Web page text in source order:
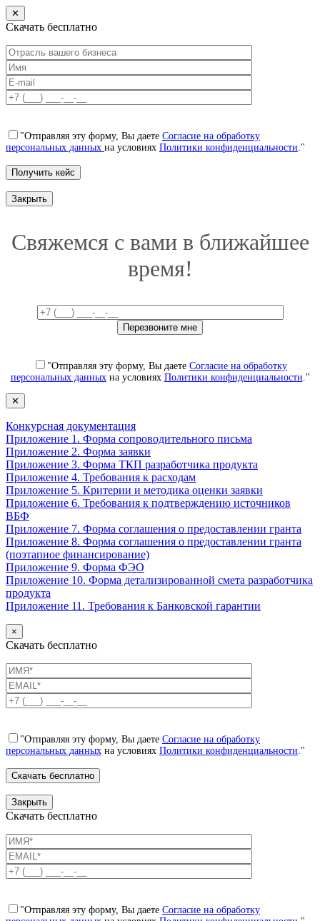
✕
Скачать бесплатно
"Отправляя эту форму, Вы даете Согласие на обработку
персональных данных на условиях Политики конфиденциальности."
Закрыть
Свяжемся с вами в ближайшее
время!
"Отправляя эту форму, Вы даете Согласие на обработку
персональных данныхна условиях Политики конфиденциальности."
✕
Конкурсная документация
Приложение 1. Форма сопроводительного письма
Приложение 2. Форма заявки
Приложение 3. Форма ТКП разработчика продукта
Приложение 4. Требования к расходам
Приложение 5. Критерии и методика оценки заявки
Приложение 6. Требования к подтверждению источников
ВБФ
Приложение 7. Форма соглашения о предоставлении гранта
Приложение 8. Форма соглашения о предоставлении гранта
(поэтапное финансирование)
Приложение 9. Форма ФЭО
Приложение 10. Форма детализированной смета разработчика
продукта
Приложение 11. Требования к Банковской гарантии
×
Скачать бесплатно
"Отправляя эту форму, Вы даете Согласие на обработку
персональных данных на условиях Политики конфиденциальности."
Закрыть
Скачать бесплатно
"Отправляя эту форму, Вы даете Согласие на обработку